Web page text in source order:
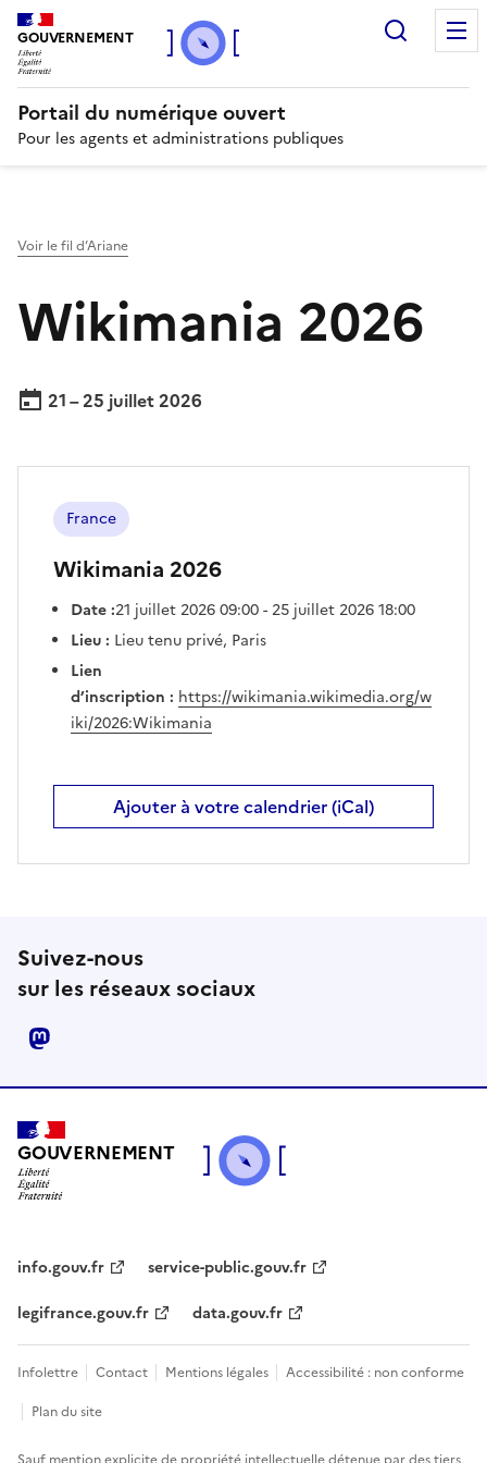
GOUVERNEMENT
Portail du numérique ouvert
Pour les agents et administrations publiques
Voir le fil d’Ariane
Wikimania 2026
21 – 25 juillet 2026
Wikimania 2026
Date :21 juillet 2026 09:00 - 25 juillet 2026 18:00
Lieu : Lieu tenu privé, Paris
Lien
d’inscription : https://wikimania.wikimedia.org/w
iki/2026:Wikimania
France
Ajouter à votre calendrier (iCal)
Suivez-nous
sur les réseaux sociaux
GOUVERNEMENT
info.gouv.fr
service-public.gouv.fr
legifrance.gouv.fr
data.gouv.fr
Infolettre Contact Mentions légales
Accessibilité : non conforme
Plan du site